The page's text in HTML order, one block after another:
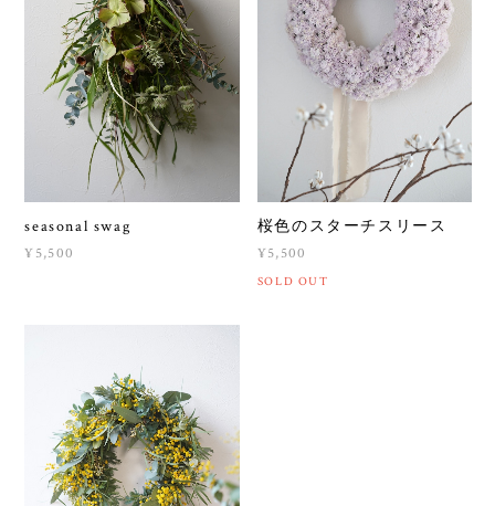
seasonal swag
¥5,500
桜色のスターチスリース
¥5,500
SOLD OUT